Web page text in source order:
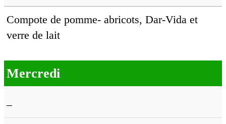
Compote de pomme- abricots, Dar-Vida et
verre de lait
Mercredi
–